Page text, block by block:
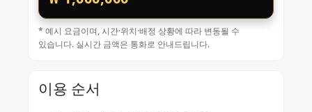
* 예시 요금이며, 시간·위치·배정 상황에 따라 변동될 수
있습니다. 실시간 금액은 통화로 안내드립니다.
이용 순서